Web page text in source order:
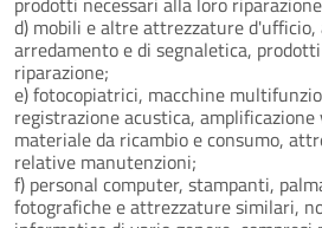
d) mobili e altre attrezzature
arredamento e di segnaletica,
riparazione;
e) fotocopiatrici, macchine
registrazione acustica,
materiale da ricambio e consumo,
relative manutenzioni;
f) personal computer, stampanti,
fotografiche e attrezzature similari,